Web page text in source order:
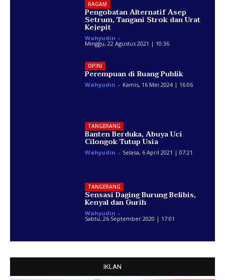
RAGAM
Pengobatan Alternatif Asep
Setrum, Tangani Strok dan Urat
Kejepit
Wahyudin -
Minggu, 22 Agustus 2021 | 10:36
OPINI
Perempuan di Ruang Publik
Wahyudin - Kamis, 16 Mei 2024 | 16:06
TANGERANG
Banten Berduka, Abuya Uci
Cilongok Tutup Usia
Wahyudin - Selasa, 6 April 2021 | 07:21
TANGERANG
Sensasi Daging Burung Belibis,
Kenyal dan Gurih
Wahyudin -
Sabtu, 26 September 2020 | 17:01
IKLAN